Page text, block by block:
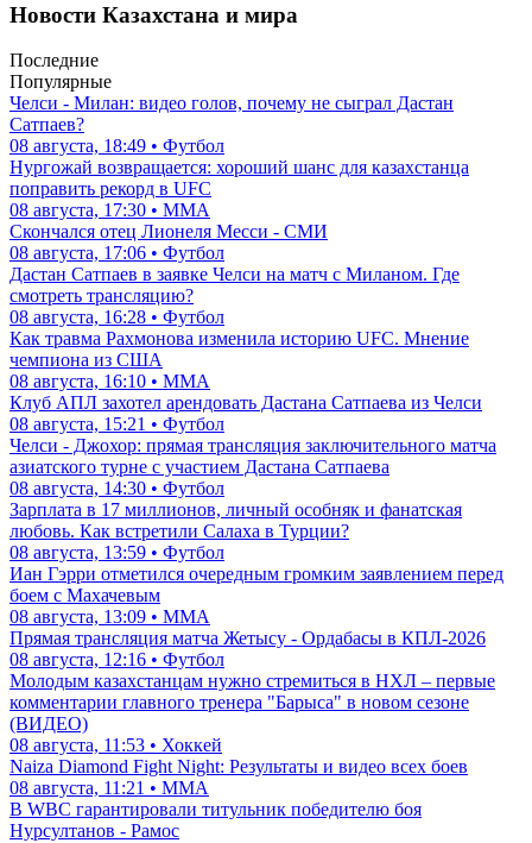
Новости Казахстана и мира
Последние
Популярные
Челси - Милан: видео голов, почему не сыграл Дастан
Сатпаев?
08 августа, 18:49 • Футбол
Нургожай возвращается: хороший шанс для казахстанца
поправить рекорд в UFC
08 августа, 17:30 • ММА
Скончался отец Лионеля Месси - СМИ
08 августа, 17:06 • Футбол
Дастан Сатпаев в заявке Челси на матч с Миланом. Где
смотреть трансляцию?
08 августа, 16:28 • Футбол
Как травма Рахмонова изменила историю UFC. Мнение
чемпиона из США
08 августа, 16:10 • ММА
Клуб АПЛ захотел арендовать Дастана Сатпаева из Челси
08 августа, 15:21 • Футбол
Челси - Джохор: прямая трансляция заключительного матча
азиатского турне с участием Дастана Сатпаева
08 августа, 14:30 • Футбол
Зарплата в 17 миллионов, личный особняк и фанатская
любовь. Как встретили Салаха в Турции?
08 августа, 13:59 • Футбол
Иан Гэрри отметился очередным громким заявлением перед
боем с Махачевым
08 августа, 13:09 • ММА
Прямая трансляция матча Жетысу - Ордабасы в КПЛ-2026
08 августа, 12:16 • Футбол
Молодым казахстанцам нужно стремиться в НХЛ – первые
комментарии главного тренера "Барыса" в новом сезоне
(ВИДЕО)
08 августа, 11:53 • Хоккей
Naiza Diamond Fight Night: Результаты и видео всех боев
08 августа, 11:21 • ММА
В WBC гарантировали титульник победителю боя
Нурсултанов - Рамос